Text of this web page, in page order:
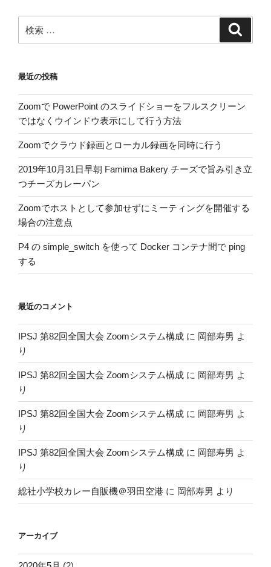
索:
最近の投稿
Zoomで PowerPoint のスライドショーをフルスクリーン
ではなくウインドウ表示にして行う方法
Zoomでクラウド録画とローカル録画を同時に行う
2019年10月31日早朝 Famima Bakery チーズで旨み引き立
つチーズカレーパン
Zoomでホストとして参加せずにミーティングを開催する
場合の注意点
P4 の simple_switch を使って Docker コンテナ間で ping
する
最近のコメント
IPSJ 第82回全国大会 Zoomシステム構成 に 岡部寿男 よ
り
IPSJ 第82回全国大会 Zoomシステム構成 に 岡部寿男 よ
り
IPSJ 第82回全国大会 Zoomシステム構成 に 岡部寿男 よ
り
IPSJ 第82回全国大会 Zoomシステム構成 に 岡部寿男 よ
り
総社小学校カレー自販機＠羽田空港 に 岡部寿男 より
アーカイブ